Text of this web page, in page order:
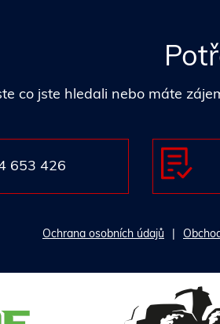
co jste hledali nebo máte
653 426
Ochrana osobních údajů